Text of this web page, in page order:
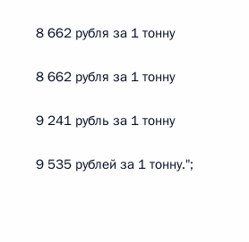
8 662 рубля за 1 тонну
8 662 рубля за 1 тонну
9 241 рубль за 1 тонну
9 535 рублей за 1 тонну.";